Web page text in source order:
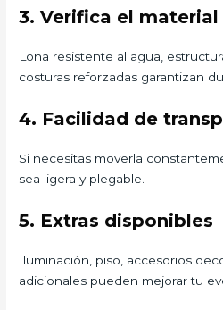
3. Verifica el material
Lona resistente al agua,
costuras reforzadas garantizan
4. Facilidad de
Si necesitas moverla
sea ligera y plegable.
5. Extras disponibles
Iluminación, piso, accesorios
adicionales pueden mejorar tu